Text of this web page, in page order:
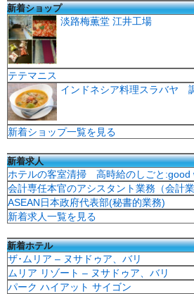
新着ショップ
淡路梅薫堂 江井工場
テテマニス
インドネシア料理スラバヤ
新着ショップ一覧を見る
新着求人
ホテルの客室清掃 高時給のしごと:good
会計専任本官のアシスタント業務（会計
ASEAN日本政府代表部(秘書的業務)
新着求人一覧を見る
新着ホテル
ザ･ムリア – ヌサドゥア、バリ
ムリア リゾート – ヌサドゥア、バリ
パーク ハイアット サイゴン